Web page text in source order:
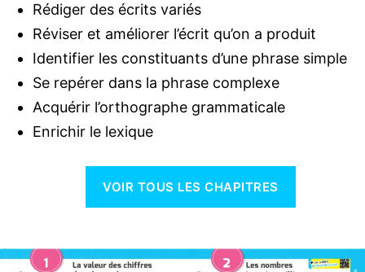
Rédiger des écrits variés
Réviser et améliorer l’écrit qu’on a produit
Identifier les constituants d’une phrase simple
Se repérer dans la phrase complexe
Acquérir l’orthographe grammaticale
Enrichir le lexique
VOIR TOUS LES CHAPITRES